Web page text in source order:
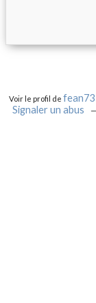
Voir le profil defean73
Signaler un abus